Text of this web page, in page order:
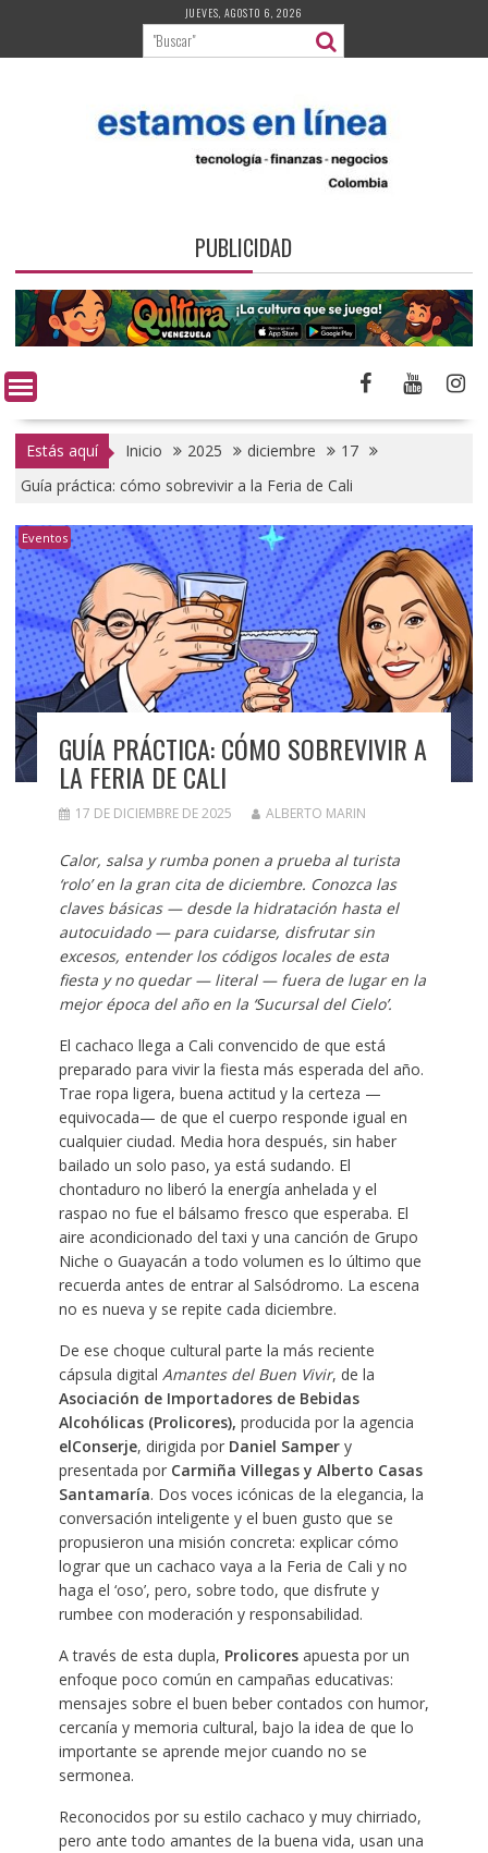
contenido
JUEVES, AGOSTO 6, 2026
PUBLICIDAD
Estás aquí Inicio 2025 diciembre
17
Guía práctica: cómo sobrevivir a la Feria de Cali
Eventos
GUÍA PRÁCTICA: CÓMO SOBREVIVIR A
LA FERIA DE CALI
17 DE DICIEMBRE DE 2025 ALBERTO MARIN
Calor, salsa y rumba ponen a prueba al turista
‘rolo’ en la gran cita de diciembre. Conozca las
claves básicas — desde la hidratación hasta el
autocuidado — para cuidarse, disfrutar sin
excesos, entender los códigos locales de esta
fiesta y no quedar — literal — fuera de lugar en la
mejor época del año en la ‘Sucursal del Cielo’.
El cachaco llega a Cali convencido de que está
preparado para vivir la fiesta más esperada del año.
Trae ropa ligera, buena actitud y la certeza —
equivocada— de que el cuerpo responde igual en
cualquier ciudad. Media hora después, sin haber
bailado un solo paso, ya está sudando. El
chontaduro no liberó la energía anhelada y el
raspao no fue el bálsamo fresco que esperaba. El
aire acondicionado del taxi y una canción de Grupo
Niche o Guayacán a todo volumen es lo último que
recuerda antes de entrar al Salsódromo. La escena
no es nueva y se repite cada diciembre.
De ese choque cultural parte la más reciente
cápsula digital Amantes del Buen Vivir, de la
Asociación de Importadores de Bebidas
Alcohólicas (Prolicores), producida por la agencia
elConserje, dirigida por Daniel Sampery
presentada por Carmiña Villegas y Alberto Casas
Santamaría. Dos voces icónicas de la elegancia, la
conversación inteligente y el buen gusto que se
propusieron una misión concreta: explicar cómo
lograr que un cachaco vaya a la Feria de Cali y no
haga el ‘oso’, pero, sobre todo, que disfrute y
rumbee con moderación y responsabilidad.
A través de esta dupla, Prolicoresapuesta por un
enfoque poco común en campañas educativas:
mensajes sobre el buen beber contados con humor,
cercanía y memoria cultural, bajo la idea de que lo
importante se aprende mejor cuando no se
sermonea.
Reconocidos por su estilo cachaco y muy chirriado,
pero ante todo amantes de la buena vida, usan una